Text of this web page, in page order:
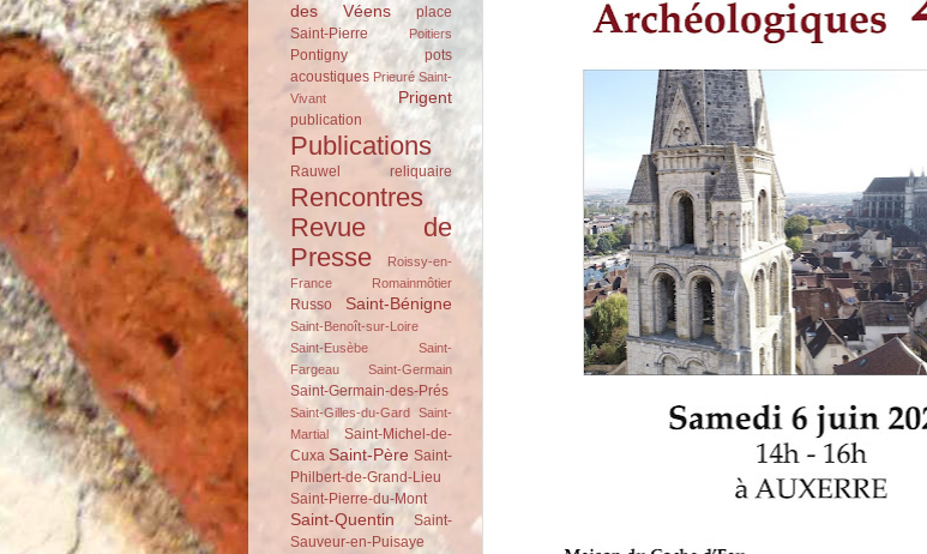
des Véens
place
Saint-Pierre
Poitiers
Pontigny
pots
acoustiques Prieuré Saint-
Vivant
Prigent
publication
Publications
Rauwel reliquaire
Rencontres
Revue de
Presse
Roissy-en-
France
Romainmôtier
Russo Saint-Bénigne
Saint-Benoît-sur-Loire
Saint-Eusèbe
Saint-
Fargeau
Saint-Germain
Saint-Germain-des-Prés
Saint-Gilles-du-Gard Saint-
Martial
Saint-Michel-de-
Cuxa Saint-Père Saint-
Philbert-de-Grand-Lieu
Saint-Pierre-du-Mont
Saint-Quentin
Saint-
Sauveur-en-Puisaye